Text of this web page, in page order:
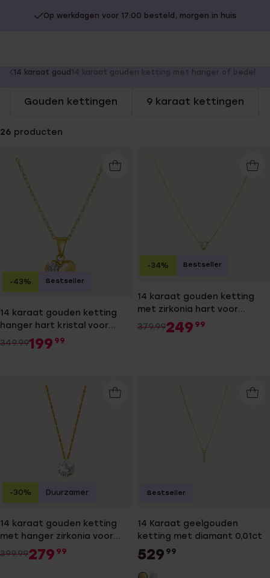
Op werkdagen voor 17:00 besteld, morgen in huis
You
here:
14 karaat goud 14 karaat gouden ketting met hanger of bedel
Gouden kettingen 9 karaat kettingen
26 producten
14 karaat gouden ketting
hanger hart kristal voor
dames
349.99199 99
-43% Bestseller
14 karaat gouden ketting
met zirkonia hart voor
dames
379.99249 99
-34% Bestseller
14 karaat gouden ketting
met hanger zirkonia voor
dames
399.99279 99
-30% Duurzamer
14 Karaat geelgouden
ketting met diamant 0,01ct
529 99
Bestseller